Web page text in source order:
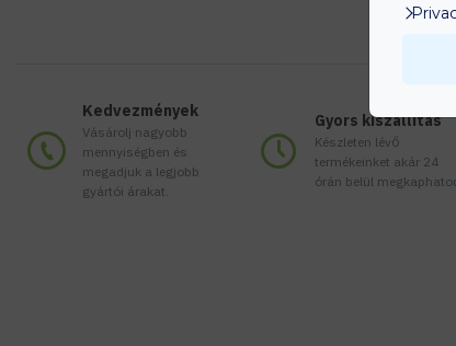
Kedvezmények
Vásárolj nagyobb
mennyiségben és
megadjuk a legjobb
gyártói árakat.
Gyors kiszállítás
Készleten lévő
termékeinket akár 24
órán belül